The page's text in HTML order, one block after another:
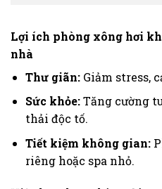
Lợi ích phòng xông hơi
nhà
Thư giãn:Giảm stress,
Sức khỏe:Tăng cường
thải độc tố.
Tiết kiệm không gian:
riêng hoặc spa nhỏ.